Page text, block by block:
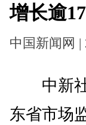
增长逾
中国新闻网 |
中新社
东省市场